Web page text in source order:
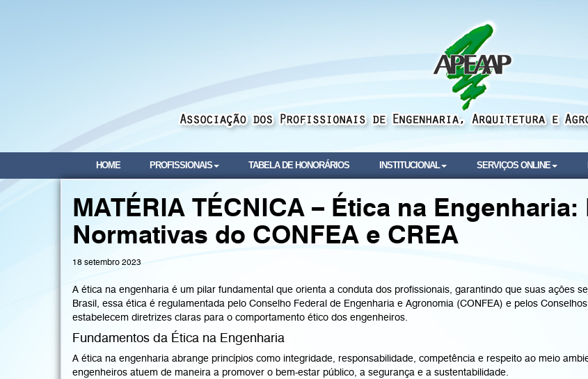
HOME PROFISSIONAIS TABELA DE HONORÁRIOS INSTITUCIONAL SERVIÇOS ONLINE
MATÉRIA TÉCNICA – Ética na
Normativas do CONFEA e CREA
18 setembro 2023
A ética na engenharia é um pilar fundamental que orienta a conduta dos profissionais, garantindo que suas ações
Brasil, essa ética é regulamentada pelo Conselho Federal de Engenharia e Agronomia (CONFEA) e pelos
estabelecem diretrizes claras para o comportamento ético dos engenheiros.
Fundamentos da Ética na Engenharia
A ética na engenharia abrange princípios como integridade, responsabilidade, competência e respeito ao meio
engenheiros atuem de maneira a promover o bem-estar público, a segurança e a sustentabilidade.